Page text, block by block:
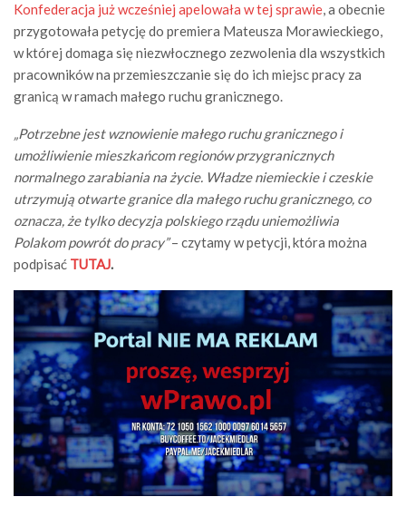
Konfederacja już wcześniej apelowała w tej sprawie, a obecnie
przygotowała petycję do premiera Mateusza Morawieckiego,
w której domaga się niezwłocznego zezwolenia dla wszystkich
pracowników na przemieszczanie się do ich miejsc pracy za
granicą w ramach małego ruchu granicznego.
„Potrzebne jest wznowienie małego ruchu granicznego i
umożliwienie mieszkańcom regionów przygranicznych
normalnego zarabiania na życie. Władze niemieckie i czeskie
utrzymują otwarte granice dla małego ruchu granicznego, co
oznacza, że tylko decyzja polskiego rządu uniemożliwia
Polakom powrót do pracy”– czytamy w petycji, która można
podpisać TUTAJ.